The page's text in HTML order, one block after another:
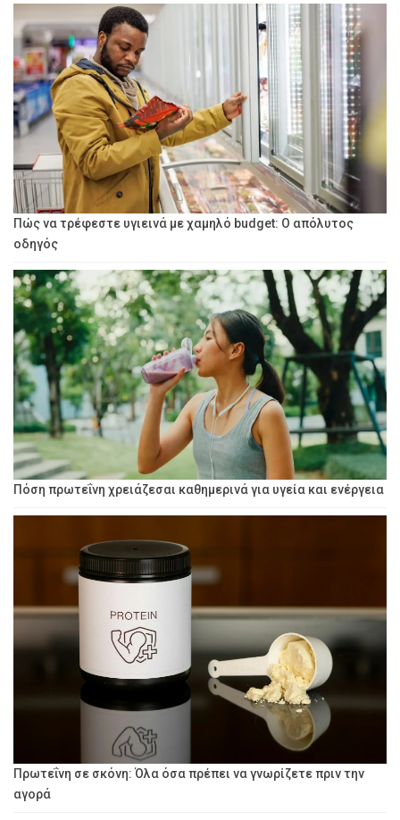
Πώς να τρέφεστε υγιεινά με χαμηλό budget: Ο απόλυτος
οδηγός
Πόση πρωτεΐνη χρειάζεσαι καθημερινά για υγεία και ενέργεια
Πρωτεΐνη σε σκόνη: Όλα όσα πρέπει να γνωρίζετε πριν την
αγορά